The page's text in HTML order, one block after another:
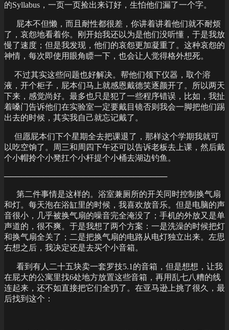
的Syllabus，一页一页捡出来订好，生怕他们漏了一个字。
屁本不但懒，而且耐性都很差，你讲着讲着他们就不耐烦
了，哀怨地看着你。刚开始我还以为是他们没听懂，于是我放
慢了速度；但是我发现，他们的哀怨更加凝重了。这种哀怨的
神情，每次即使用眼角瞟一下，也会让人觉得格外想死。
不过其实这些问题也好解决。帮他们领下仪器，取个溶
液，开个柜子，屁本们马上就感恩戴德笑逐颜开了。所以两天
下来，感觉尚好。最多也只是犯了一些程序错误，比如，我扯
着嗓门告诉他们在实验室一定要戴目镜否则我会一脚把他们踢
出去的时候，其实我自己就忘记戴了。
但愿屁本们下个星期全去把课退了，那样这个学期我就可
以吃空饷了。周三和周四下午还可以告诉老板去上课，然后戴
个小帽拎个小凳扛个小杆提个小桶去湖边钓鱼。
─────────────────────────────
第二件事情是这样的。浴室兼厕所的开关同时控制换气扇
和灯。每天泡在浴缸里的时候，我喜欢放音乐。但是电脑的声
音很小，几乎被换气扇的噪音完全淹没了；手机的外放又是单
声道的，很不爽。于是我想了两个方案：一是洗澡的时候把灯
和换气扇全关了；二是把换气扇的电路从电灯独立出来。左思
右想之后，我决定还是去买个小音箱。
看到有人二十五块卖一套罗技5.1的音箱，但是想想，让我
在屁大的公寓里找6处地方放置这些音箱，再用乱七八糟的线
连起来，还不如直接把它们全扔了。在亚马逊上挑了很久，最
后找到这个：